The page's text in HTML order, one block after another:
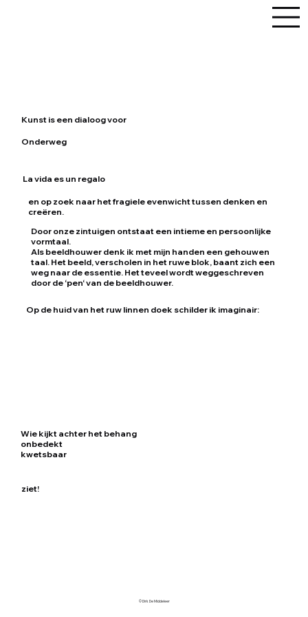
Kunst is een dialoog voor
Onderweg
La vida es un regalo
en op zoek naar het fragiele evenwicht tussen denken en
creëren.
Door onze zintuigen ontstaat een intieme en persoonlijke
vormtaal.
Als beeldhouwer denk ik met mijn handen een gehouwen
taal. Het beeld, verscholen in het ruwe blok, baant zich een
weg naar de essentie. Het teveel wordt weggeschreven
door de ‘pen‘ van de beeldhouwer.
Op de huid van het ruw linnen doek schilder ik imaginair:
Wie kijkt achter het behang
onbedekt
kwetsbaar
ziet!
© Dirk De Middeleer